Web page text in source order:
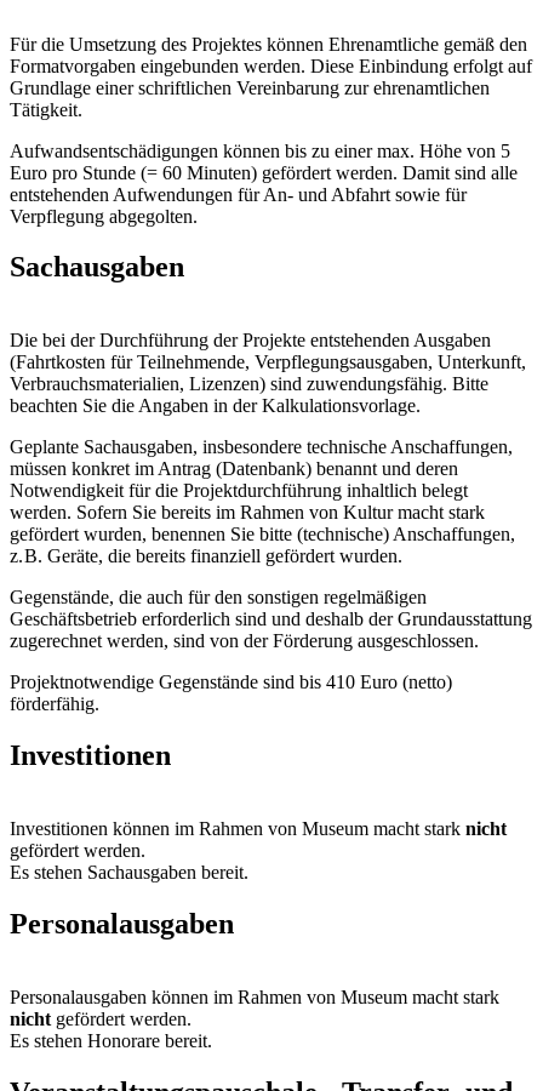
Für die Umsetzung des Projektes können Ehrenamtliche gemäß den
Formatvorgaben eingebunden werden. Diese Einbindung erfolgt auf
Grundlage einer schriftlichen Vereinbarung zur ehrenamtlichen
Tätigkeit.
Aufwandsentschädigungen können bis zu einer max. Höhe von 5
Euro pro Stunde (= 60 Minuten) gefördert werden. Damit sind alle
entstehenden Aufwendungen für An- und Abfahrt sowie für
Verpflegung abgegolten.
Sachausgaben
Die bei der Durchführung der Projekte entstehenden Ausgaben
(Fahrtkosten für Teilnehmende, Verpflegungsausgaben, Unterkunft,
Verbrauchsmaterialien, Lizenzen) sind zuwendungsfähig. Bitte
beachten Sie die Angaben in der Kalkulationsvorlage.
Geplante Sachausgaben, insbesondere technische Anschaffungen,
müssen konkret im Antrag (Datenbank) benannt und deren
Notwendigkeit für die Projektdurchführung inhaltlich belegt
werden. Sofern Sie bereits im Rahmen von Kultur macht stark
gefördert wurden, benennen Sie bitte (technische) Anschaffungen,
z. B. Geräte, die bereits finanziell gefördert wurden.
Gegenstände, die auch für den sonstigen regelmäßigen
Geschäftsbetrieb erforderlich sind und deshalb der Grundausstattung
zugerechnet werden, sind von der Förderung ausgeschlossen.
Projektnotwendige Gegenstände sind bis 410 Euro (netto)
förderfähig.
Investitionen
Investitionen können im Rahmen von Museum macht stark nicht
gefördert werden.
Es stehen Sachausgaben bereit.
Personalausgaben
Personalausgaben können im Rahmen von Museum macht stark
nicht gefördert werden.
Es stehen Honorare bereit.